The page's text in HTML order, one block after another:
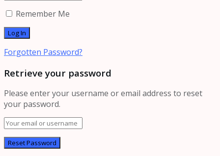
Remember Me
Forgotten Password?
Retrieve your password
Please enter your username or email address to reset
your password.